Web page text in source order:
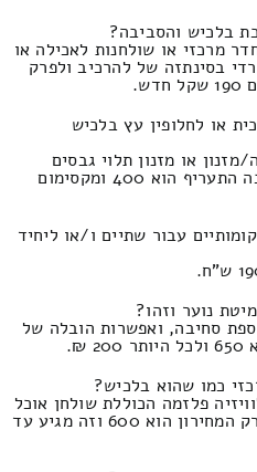
בלכיש והסביבה?
מרכזי או שולחנות לאכילה או
בסינתזה של להרכיב ולפרק
או לחלופין עץ בלכיש
מזנון או מזנון תלוי גבסים
בסינתזה של לבצע פירוק והרכבה התעריף הוא 400 ומקסימום
עבור שתיים ו/או ליחיד
נוער וזהו?
סחיבה, ואפשרות הובלה של
כמו שהוא בלכיש?
פלזמה הכוללת שולחן אוכל
חדר אירוח יחד עם להרכיב ולפרק המחירון הוא 600 וזה מגיע עד